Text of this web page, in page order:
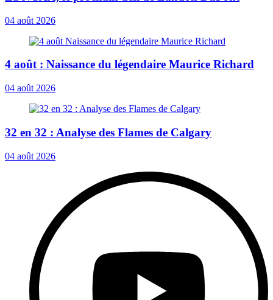
04 août 2026
4 août : Naissance du légendaire Maurice Richard
04 août 2026
32 en 32 : Analyse des Flames de Calgary
04 août 2026